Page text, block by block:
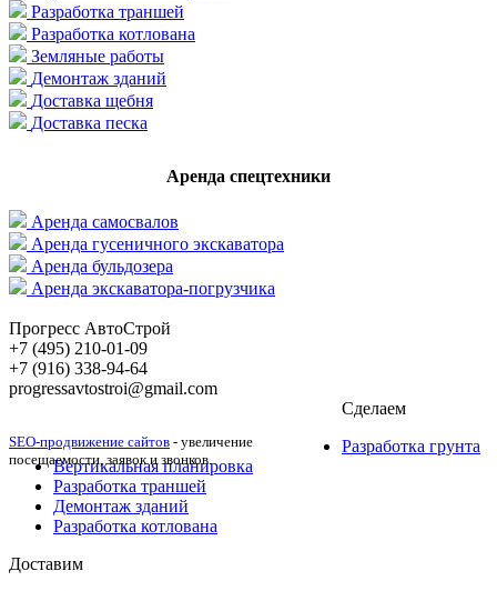
Разработка траншей
Разработка котлована
Земляные работы
Демонтаж зданий
Доставка щебня
Доставка песка
Аренда спецтехники
Аренда самосвалов
Аренда гусеничного экскаватора
Аренда бульдозера
Аренда экскаватора-погрузчика
Прогресс АвтоСтрой
+7 (495) 210-01-09
+‎7 (916) 338-94-64
progressavtostroi@gmail.com
SEO-продвижение сайтов - увеличение
посещаемости, заявок и звонков.
Сделаем
Разработка грунта
Вертикальная планировка
Разработка траншей
Демонтаж зданий
Разработка котлована
Доставим